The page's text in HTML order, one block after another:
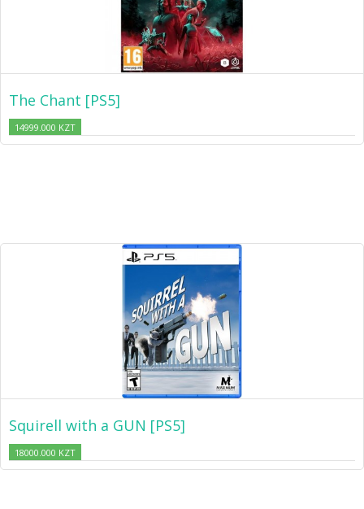
The Chant [PS5]
14999.000 KZT
Squirell with a GUN [PS5]
18000.000 KZT